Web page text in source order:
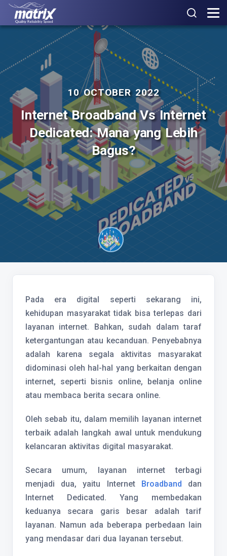
10 OCTOBER 2022
Internet Broadband Vs Internet
Dedicated: Mana yang Lebih
Bagus?
Pada era digital seperti sekarang ini,
kehidupan masyarakat tidak bisa terlepas dari
layanan internet. Bahkan, sudah dalam taraf
ketergantungan atau kecanduan. Penyebabnya
adalah karena segala aktivitas masyarakat
didominasi oleh hal-hal yang berkaitan dengan
internet, seperti bisnis online, belanja online
atau membaca berita secara online.
Oleh sebab itu, dalam memilih layanan internet
terbaik adalah langkah awal untuk mendukung
kelancaran aktivitas digital masyarakat.
Secara umum, layanan internet terbagi
menjadi dua, yaitu Internet Broadband dan
Internet Dedicated. Yang membedakan
keduanya secara garis besar adalah tarif
layanan. Namun ada beberapa perbedaan lain
yang mendasar dari dua layanan tersebut.